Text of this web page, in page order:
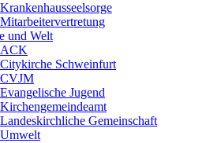
Krankenhausseelsorge
Mitarbeitervertretung
und Welt
ACK
Citykirche Schweinfurt
CVJM
Evangelische Jugend
Kirchengemeindeamt
Landeskirchliche Gemeinschaft
Umwelt